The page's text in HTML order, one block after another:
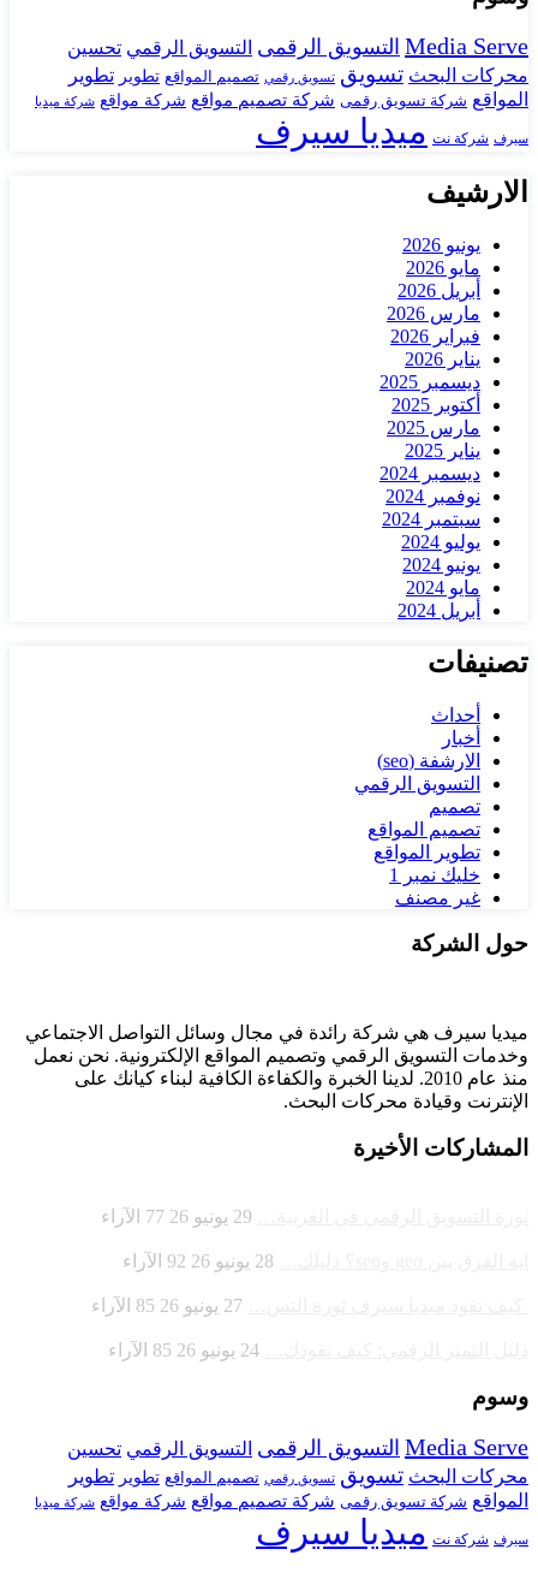
Media Serve التسويق الرقمى التسويق الرقمي تحسين
محركات البحث تسويق تسويق رقمي تصميم المواقع تطوير تطوير
المواقع شركة تسويق رقمى شركة تصميم مواقع شركة مواقع شركة ميديا
سيرف شركة نت ميديا سيرف
الارشيف
يونيو 2026
مايو 2026
أبريل 2026
مارس 2026
فبراير 2026
يناير 2026
ديسمبر 2025
أكتوبر 2025
مارس 2025
يناير 2025
ديسمبر 2024
نوفمبر 2024
سبتمبر 2024
يوليو 2024
يونيو 2024
مايو 2024
أبريل 2024
تصنيفات
أحداث
أخبار
الارشفة (seo)
التسويق الرقمي
تصميم
تصميم المواقع
تطوير المواقع
خليك نمبر 1
غير مصنف
حول الشركة
ميديا ​​سيرف هي شركة رائدة في مجال وسائل التواصل الاجتماعي
وخدمات التسويق الرقمي وتصميم المواقع الإلكترونية. نحن نعمل
منذ عام 2010. لدينا الخبرة والكفاءة الكافية لبناء كيانك على
الإنترنت وقيادة محركات البحث.
المشاركات الأخيرة
29 يونيو 26 77 الآراء
28 يونيو 26 92 الآراء
27 يونيو 26 85 الآراء
24 يونيو 26 85 الآراء
وسوم
Media Serve التسويق الرقمى التسويق الرقمي تحسين
محركات البحث تسويق تسويق رقمي تصميم المواقع تطوير تطوير
المواقع شركة تسويق رقمى شركة تصميم مواقع شركة مواقع شركة ميديا
سيرف شركة نت ميديا سيرف